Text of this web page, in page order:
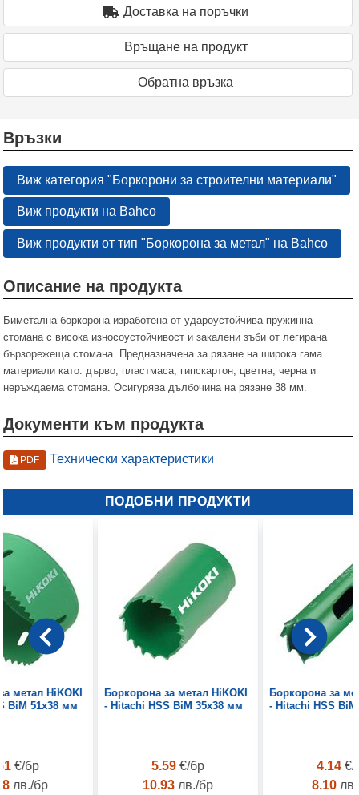
Доставка на поръчки
Връщане на продукт
Oбратна връзка
Връзки
Виж категория "Боркорони за строителни материали"
Виж продукти на Bahco
Виж продукти от тип "Боркорона за метал" на Bahco
Описание на продукта
Биметална боркорона изработена от удароустойчива пружинна
стомана с висока износоустойчивост и закалени зъби от легирана
бързорежеща стомана. Предназначена за рязане на широка гама
материали като: дърво, пластмаса, гипскартон, цветна, черна и
неръждаема стомана. Осигурява дълбочина на рязане 38 мм.
Документи към продукта
PDF Технически характеристики
ПОДОБНИ ПРОДУКТИ
метал HiKOKI
BiM 51х38 мм
€/бр
лв./бр
Боркорона за метал HiKOKI
- Hitachi HSS BiM 35х38 мм
5.59 €/бр
10.93 лв./бр
Боркорона за
- Hitachi HSS
4.14€/
8.10